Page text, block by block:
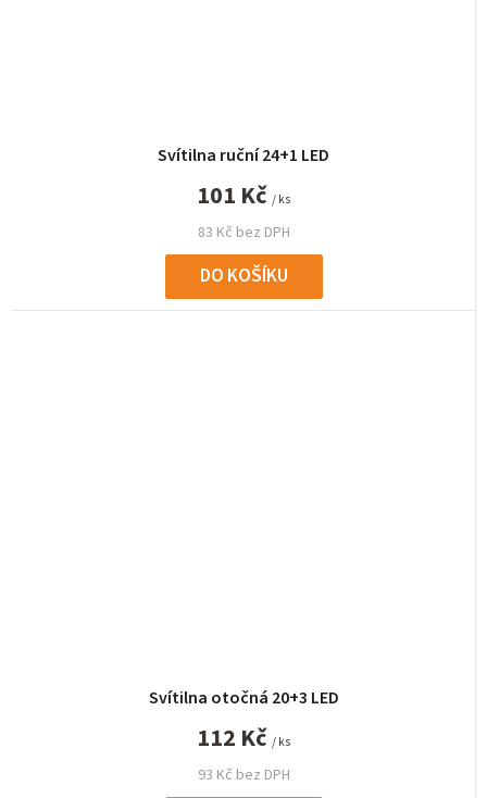
Svítilna ruční 24+1 LED
83 Kč bez DPH
101 Kč / ks
DO KOŠÍKU
Svítilna otočná 20+3 LED
93 Kč bez DPH
112 Kč / ks